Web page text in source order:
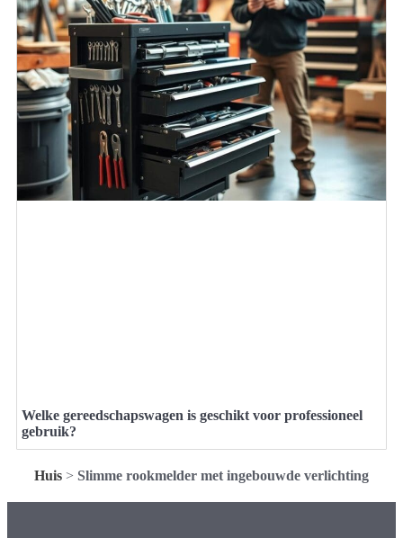
Welke gereedschapswagen is geschikt voor professioneel
gebruik?
Huis > Slimme rookmelder met ingebouwde verlichting